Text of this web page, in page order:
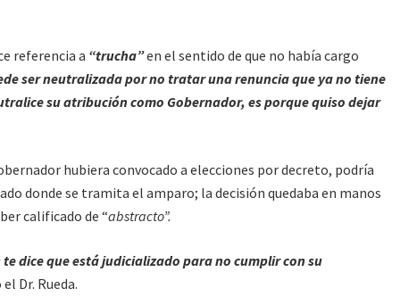
referencia a “trucha”en el sentido de que no había cargo
ser neutralizada por no tratar una renuncia que ya no tiene
su atribución como Gobernador, es porque quiso dejar
hubiera convocado a elecciones por decreto, podría
donde se tramita el amparo; la decisión quedaba en manos
calificado de “abstracto”.
dice que está judicializado para no cumplir con su
Dr. Rueda.